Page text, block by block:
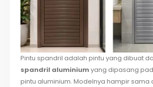
Pintu spandril adalah pintu yang dibuat
spandril aluminiumyang dipasang
pintu aluminium. Modelnya hampir sama